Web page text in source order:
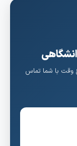
با شما تماس